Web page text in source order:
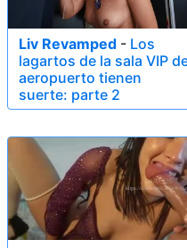
Liv Revamped - Los
lagartos de la sala VIP
aeropuerto tienen
suerte: parte 2